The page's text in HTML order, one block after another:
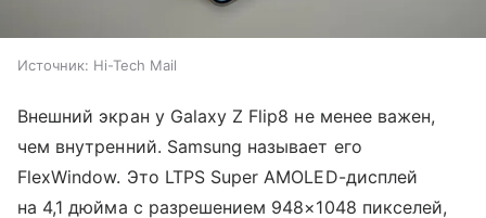
Источник: Hi-Tech Mail
Внешний экран у Galaxy Z Flip8 не менее важен,
чем внутренний. Samsung называет его
FlexWindow. Это LTPS Super AMOLED-дисплей
на 4,1 дюйма с разрешением 948×1048 пикселей,